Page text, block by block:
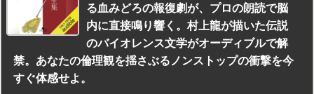
る血みどろの報復劇が、プロの朗読で脳
内に直接鳴り響く。村上龍が描いた伝説
のバイオレンス文学がオーディブルで解
禁。あなたの倫理観を揺さぶるノンストップの衝撃を今
すぐ体感せよ。